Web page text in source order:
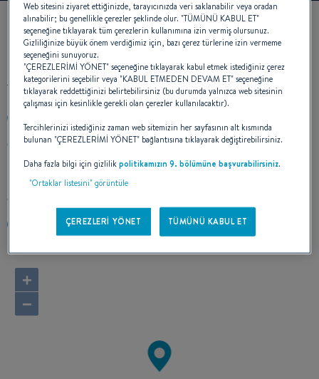
KOORDINATLARIMIZ
713-907-4881
PO BOX 40478
44140 CLEVELAND, Ohio
https://www.rcryachts.com/
+
−
Web sitesini ziyaret ettiğinizde, tarayıcınızda veri saklanabilir veya oradan
alınabilir; bu genellikle çerezler şeklinde olur. "TÜMÜNÜ KABUL ET"
seçeneğine tıklayarak tüm çerezlerin kullanımına izin vermiş olursunuz.
Gizliliğinize büyük önem verdiğimiz için, bazı çerez türlerine izin vermeme
seçeneğini sunuyoruz.
"ÇEREZLERİMİ YÖNET" seçeneğine tıklayarak kabul etmek istediğiniz çerez
kategorilerini seçebilir veya "KABUL ETMEDEN DEVAM ET" seçeneğine
tıklayarak reddettiğinizi belirtebilirsiniz (bu durumda yalnızca web sitesinin
çalışması için kesinlikle gerekli olan çerezler kullanılacaktır).
Tercihlerinizi istediğiniz zaman web sitemizin her sayfasının alt kısmında
bulunan "ÇEREZLERİMİ YÖNET" bağlantısına tıklayarak değiştirebilirsiniz.
Daha fazla bilgi için gizlilikpolitikamızın 9. bölümüne başvurabilirsiniz.
"Ortaklar listesini" görüntüle
ÇEREZLERİ YÖNET TÜMÜNÜ KABUL ET